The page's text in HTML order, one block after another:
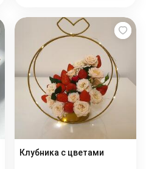
Клубника с цветами